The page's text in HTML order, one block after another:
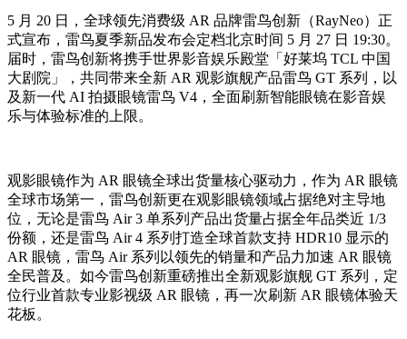
5 月 20 日，全球领先消费级 AR 品牌雷鸟创新（RayNeo）正
式宣布，雷鸟夏季新品发布会定档北京时间 5 月 27 日 19:30。
届时，雷鸟创新将携手世界影音娱乐殿堂「好莱坞 TCL 中国
大剧院」，共同带来全新 AR 观影旗舰产品雷鸟 GT 系列，以
及新一代 AI 拍摄眼镜雷鸟 V4，全面刷新智能眼镜在影音娱
乐与体验标准的上限。
观影眼镜作为 AR 眼镜全球出货量核心驱动力，作为 AR 眼镜
全球市场第一，雷鸟创新更在观影眼镜领域占据绝对主导地
位，无论是雷鸟 Air 3 单系列产品出货量占据全年品类近 1/3
份额，还是雷鸟 Air 4 系列打造全球首款支持 HDR10 显示的
AR 眼镜，雷鸟 Air 系列以领先的销量和产品力加速 AR 眼镜
全民普及。如今雷鸟创新重磅推出全新观影旗舰 GT 系列，定
位行业首款专业影视级 AR 眼镜，再一次刷新 AR 眼镜体验天
花板。